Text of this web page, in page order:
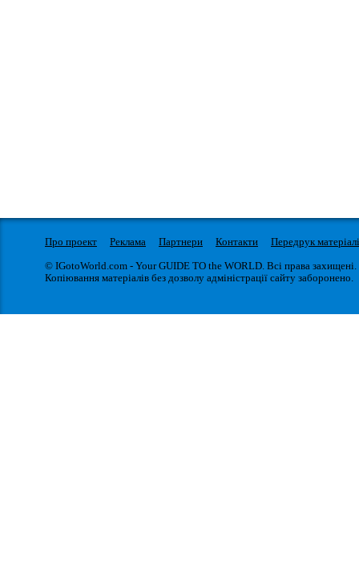
Про проект Реклама Партнери Контакти
Передрук
© IGotoWorld.com - Your GUIDE TO the WORLD. Всі права захищені.
Копіювання матеріалів без дозволу адміністрації сайту заборонено.